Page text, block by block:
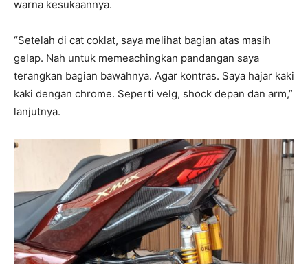
warna kesukaannya.
“Setelah di cat coklat, saya melihat bagian atas masih
gelap. Nah untuk memeachingkan pandangan saya
terangkan bagian bawahnya. Agar kontras. Saya hajar kaki
kaki dengan chrome. Seperti velg, shock depan dan arm,”
lanjutnya.